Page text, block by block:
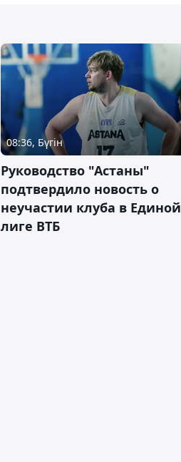
08:36, Бүгін
Руководство "Астаны"
подтвердило новость о
неучастии клуба в Единой
лиге ВТБ